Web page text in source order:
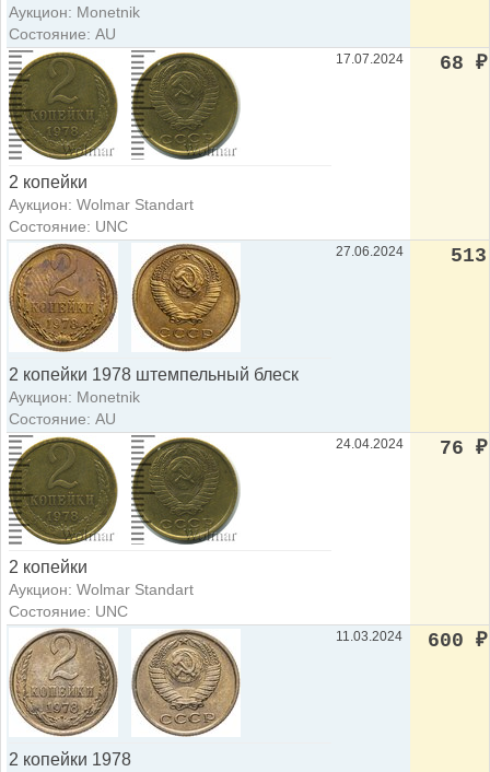
Аукцион: Monetnik
Состояние: AU
2 копейки
Аукцион: Wolmar Standart
Состояние: UNC
17.07.2024 68 ₽
2 копейки 1978 штемпельный блеск
Аукцион: Monetnik
Состояние: AU
27.06.2024 513
2 копейки
Аукцион: Wolmar Standart
Состояние: UNC
24.04.2024 76 ₽
2 копейки 1978
11.03.2024 600 ₽